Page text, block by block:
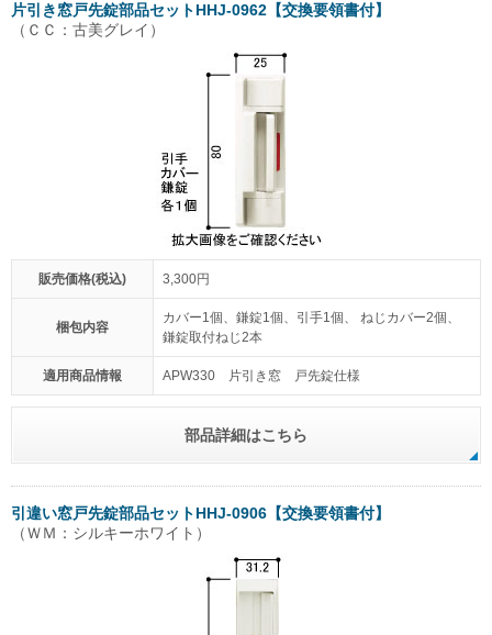
片引き窓戸先錠部品セットHHJ-0962【交換要領書付】
（ＣＣ：古美グレイ）
販売価格(税込) 3,300円
梱包内容
カバー1個、鎌錠1個、引手1個、 ねじカバー2個、
鎌錠取付ねじ2本
適用商品情報 APW330 片引き窓 戸先錠仕様
部品詳細はこちら
引違い窓戸先錠部品セットHHJ-0906【交換要領書付】
（ＷＭ：シルキーホワイト）